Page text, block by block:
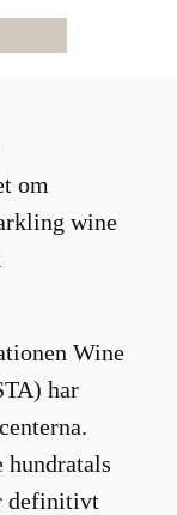
Jag
oss i
om
wine
Wine
har
hundratals
definitivt